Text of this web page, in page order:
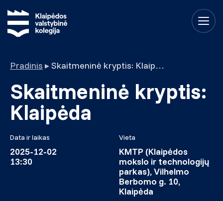
Pradinis ▸ Skaitmeninė kryptis: Klaipėda
Skaitmeninė kryptis:
Klaipėda
Data ir laikas
2025-12-02
13:30
Vieta
KMTP (Klaipėdos
mokslo ir technologijų
parkas), Vilhelmo
Berbomo g. 10,
Klaipėda